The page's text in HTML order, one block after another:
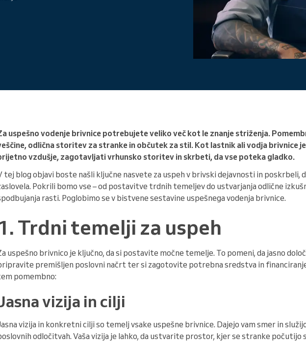
uspešno vodenje brivnice potrebujete veliko več kot le znanje striženja.
odlična storitev za stranke in občutek za stil. Kot lastnik ali vodja brivnice
vzdušje, zagotavljati vrhunsko storitev in skrbeti, da vse poteka gladko.
tej blog objavi boste našli ključne nasvete za uspeh v brivski dejavnosti in poskrbeli,
Pokrili bomo vse – od postavitve trdnih temeljev do ustvarjanja odlične
rasti. Poglobimo se v bistvene sestavine uspešnega vodenja brivnice.
Trdni temelji za uspeh
uspešno brivnico je ključno, da si postavite močne temelje. To pomeni, da jasno
premišljen poslovni načrt ter si zagotovite potrebna sredstva in
pomembno:
vizija in cilji
vizija in konkretni cilji so temelj vsake uspešne brivnice. Dajejo vam smer in
odločitvah. Vaša vizija je lahko, da ustvarite prostor, kjer se stranke počutijo